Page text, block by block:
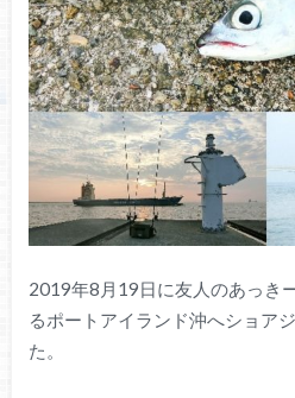
2019年8月19日に友人のあっき
るポートアイランド沖へショア
た。